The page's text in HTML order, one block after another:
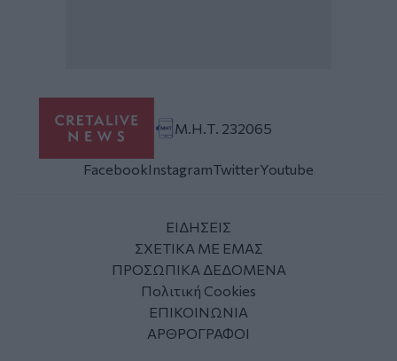
Μ.Η.Τ. 232065
FacebookInstagramTwitterYoutube
ΕΙΔΗΣΕΙΣ
ΣΧΕΤΙΚΑ ΜΕ ΕΜΑΣ
ΠΡΟΣΩΠΙΚΑ ΔΕΔΟΜΕΝΑ
Πολιτική Cookies
ΕΠΙΚΟΙΝΩΝΙΑ
ΑΡΘΡΟΓΡΑΦΟΙ